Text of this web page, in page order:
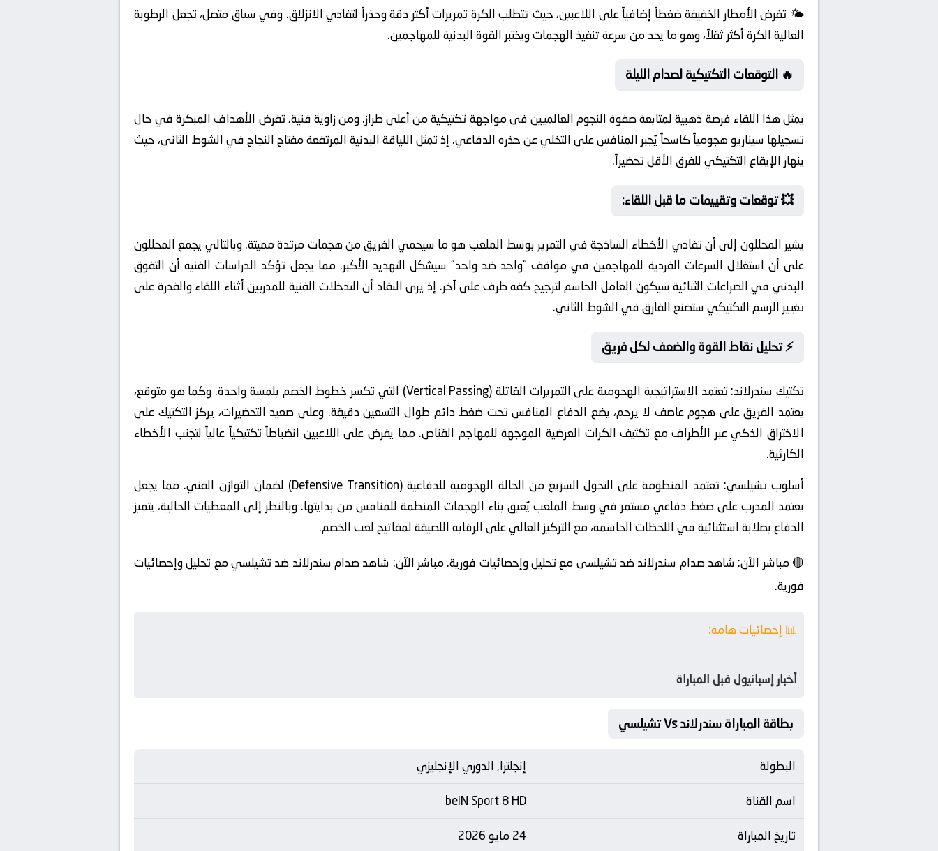
🌤️ تفرض الأمطار الخفيفة ضغطاً إضافياً على اللاعبين، حيث تتطلب الكرة تمريرات أكثر دقة وحذراً لتفادي الانزلاق. وفي سياق متصل، تجعل الرطوبة
العالية الكرة أكثر ثقلاً، وهو ما يحد من سرعة تنفيذ الهجمات ويختبر القوة البدنية للمهاجمين.
🔥 التوقعات التكتيكية لصدام الليلة
يمثل هذا اللقاء فرصة ذهبية لمتابعة صفوة النجوم العالميين في مواجهة تكتيكية من أعلى طراز. ومن زاوية فنية، تفرض الأهداف المبكرة في حال
تسجيلها سيناريو هجومياً كاسحاً يُجبر المنافس على التخلي عن حذره الدفاعي. إذ تمثل اللياقة البدنية المرتفعة مفتاح النجاح في الشوط الثاني، حيث
ينهار الإيقاع التكتيكي للفرق الأقل تحضيراً.
💥 توقعات وتقييمات ما قبل اللقاء:
يشير المحللون إلى أن تفادي الأخطاء الساذجة في التمرير بوسط الملعب هو ما سيحمي الفريق من هجمات مرتدة مميتة. وبالتالي يجمع المحللون
على أن استغلال السرعات الفردية للمهاجمين في مواقف “واحد ضد واحد” سيشكل التهديد الأكبر. مما يجعل تؤكد الدراسات الفنية أن التفوق
البدني في الصراعات الثنائية سيكون العامل الحاسم لترجيح كفة طرف على آخر. إذ يرى النقاد أن التدخلات الفنية للمدربين أثناء اللقاء والقدرة على
تغيير الرسم التكتيكي ستصنع الفارق في الشوط الثاني.
⚡ تحليل نقاط القوة والضعف لكل فريق
تكتيك سندرلاند:
تعتمد الاستراتيجية الهجومية على التمريرات القاتلة (Vertical Passing) التي تكسر خطوط الخصم بلمسة واحدة. وكما هو متوقع،
يعتمد الفريق على هجوم عاصف لا يرحم، يضع الدفاع المنافس تحت ضغط دائم طوال التسعين دقيقة. وعلى صعيد التحضيرات، يركز التكتيك على
الاختراق الذكي عبر الأطراف مع تكثيف الكرات العرضية الموجهة للمهاجم القناص. مما يفرض على اللاعبين انضباطاً تكتيكياً عالياً لتجنب الأخطاء
الكارثية.
أسلوب تشيلسي:
تعتمد المنظومة على التحول السريع من الحالة الهجومية للدفاعية (Defensive Transition) لضمان التوازن الفني. مما يجعل
يعتمد المدرب على ضغط دفاعي مستمر في وسط الملعب يُعيق بناء الهجمات المنظمة للمنافس من بدايتها. وبالنظر إلى المعطيات الحالية، يتميز
الدفاع بصلابة استثنائية في اللحظات الحاسمة، مع التركيز العالي على الرقابة اللصيقة لمفاتيح لعب الخصم.
🔴 مباشر الآن: شاهد صدام سندرلاند ضد تشيلسي مع تحليل وإحصائيات فورية. مباشر الآن: شاهد صدام سندرلاند ضد تشيلسي مع تحليل وإحصائيات
فورية.
📊 إحصائيات هامة:
أخبار إسبانيول قبل المباراة
بطاقة المباراة سندرلاند Vs تشيلسي
البطولة
إنجلترا, الدوري الإنجليزي
اسم القناة
beIN Sport 8 HD
تاريخ المباراة
24 مايو 2026